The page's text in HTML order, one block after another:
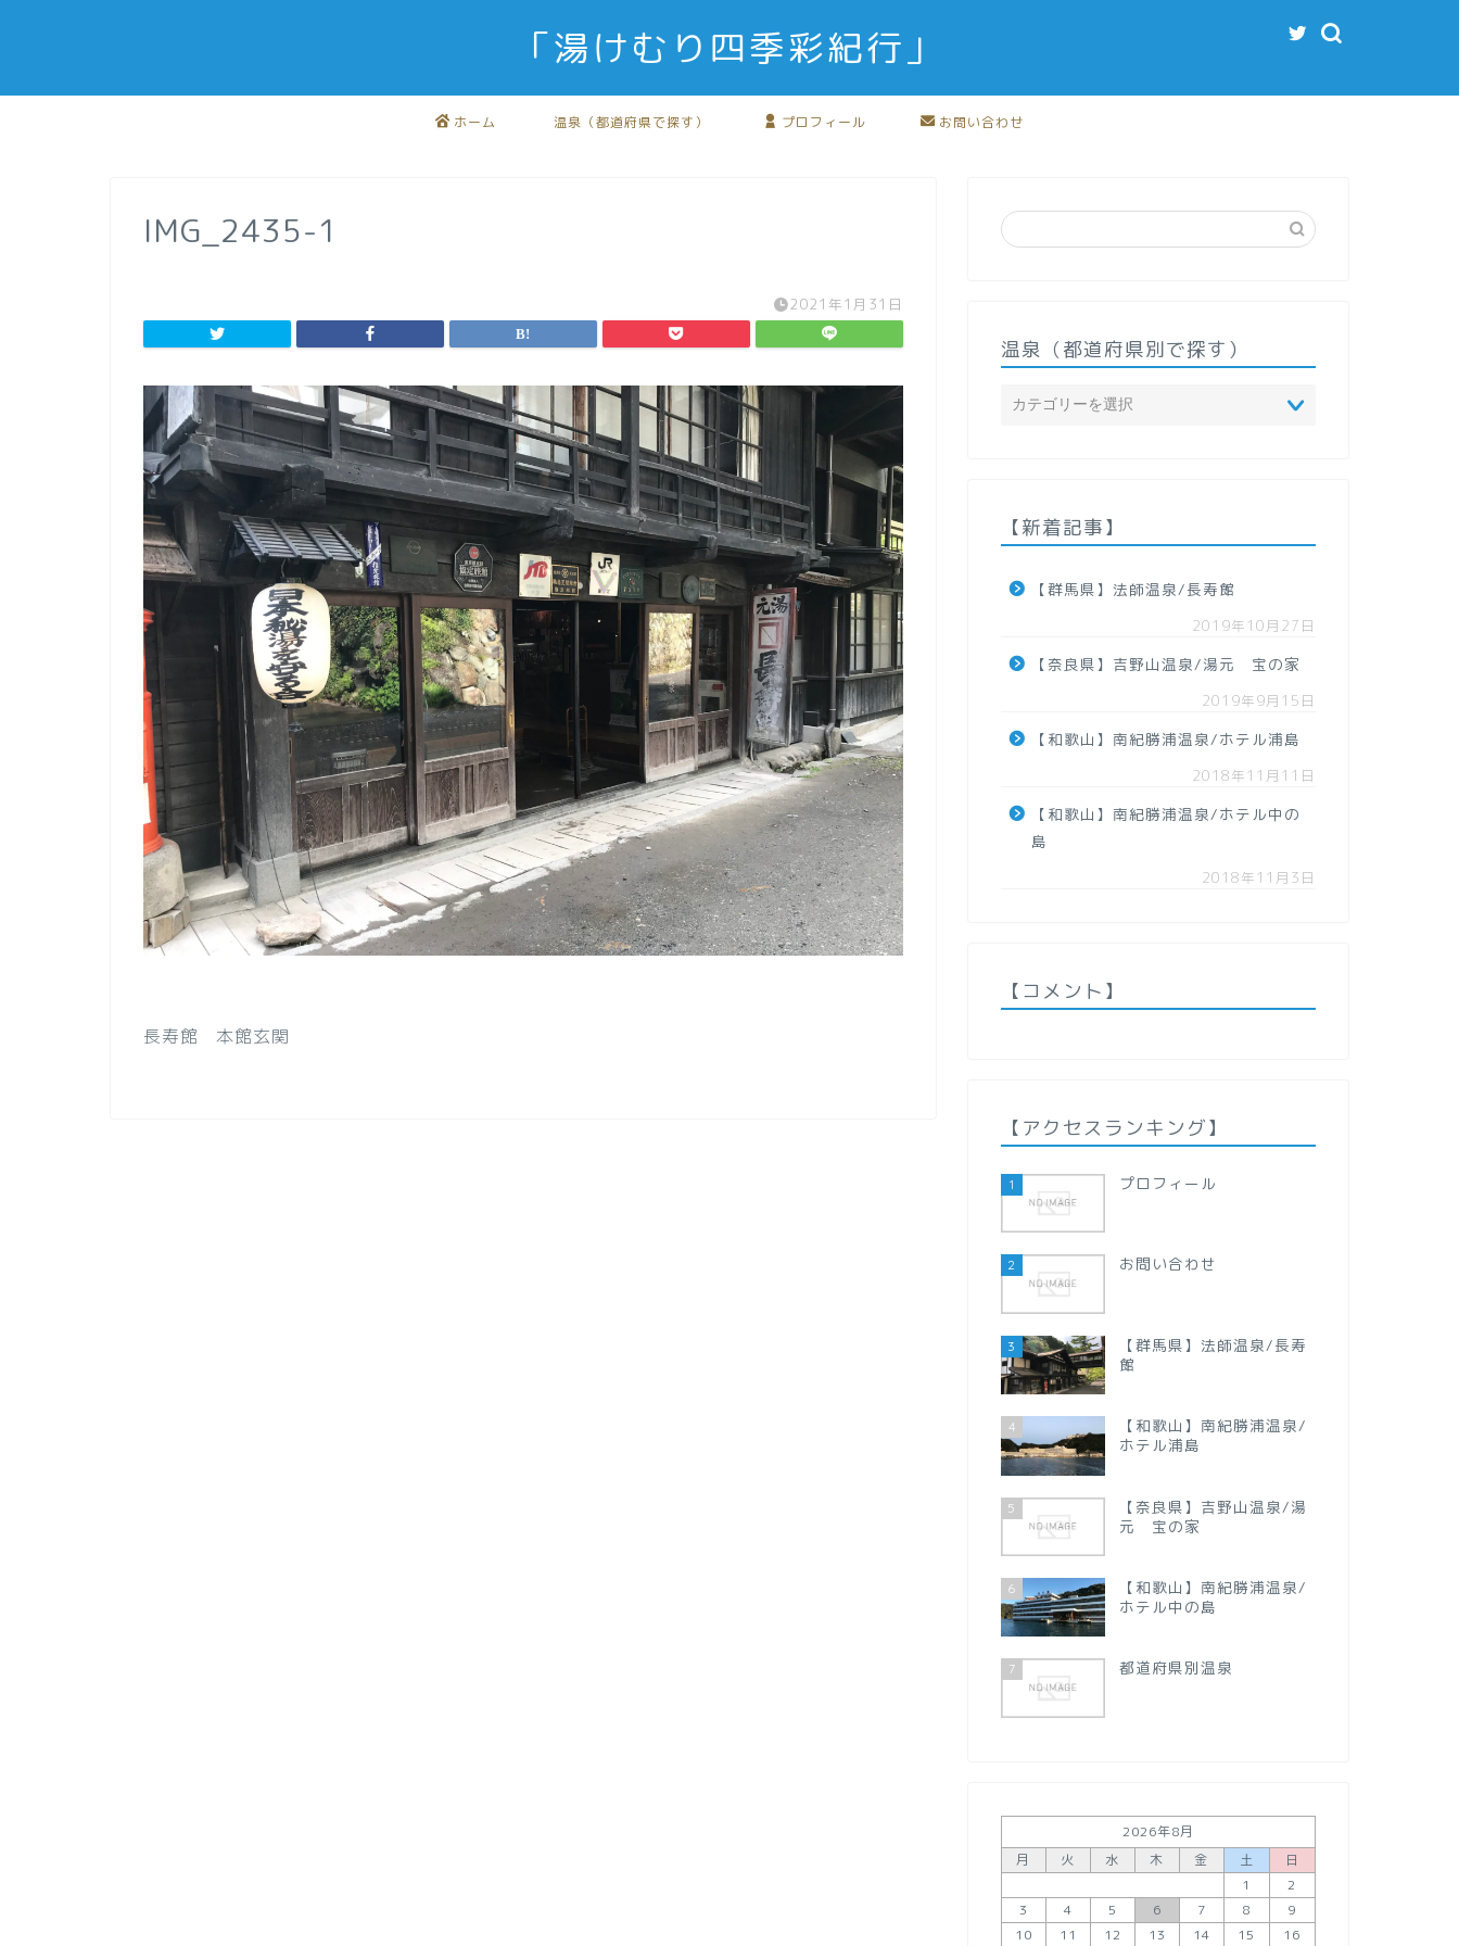
「湯けむり四季彩紀行」
ホーム 温泉（都道府県で探す） プロフィール お問い合わせ
IMG_2435-1
2021年1月31日
長寿館 本館玄関
温泉（都道府県別で探す）
【新着記事】
【群馬県】法師温泉/長寿館
2019年10月27日
【奈良県】吉野山温泉/湯元 宝の家
2019年9月15日
【和歌山】南紀勝浦温泉/ホテル浦島
2018年11月11日
【和歌山】南紀勝浦温泉/ホテル中の
島
2018年11月3日
【コメント】
【アクセスランキング】
1 プロフィール
2 お問い合わせ
3
【群馬県】法師温泉/長寿
館
4
【和歌山】南紀勝浦温泉/
ホテル浦島
5
【奈良県】吉野山温泉/湯
元 宝の家
6
【和歌山】南紀勝浦温泉/
ホテル中の島
7 都道府県別温泉
2026年8月
月
火 水 木 金 土
日
1
2
3
4 5 6 7 8
9
10
11 12 13 14 15 16